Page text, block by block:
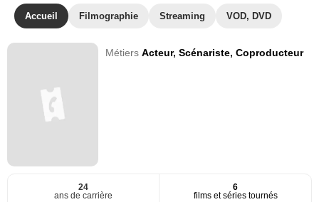
Accueil Filmographie Streaming VOD, DVD
MétiersActeur,Scénariste,Coproducteur
24
ans de carrière
6
films et séries tournés